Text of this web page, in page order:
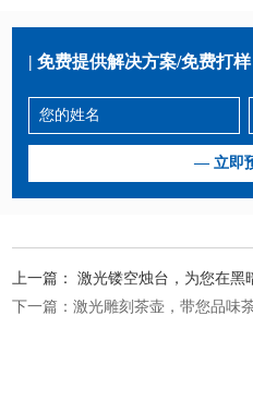
| 免费提供解决方案/免费打
上一篇：激光镂空烛台，为您在黑
下一篇：激光雕刻茶壶，带您品味